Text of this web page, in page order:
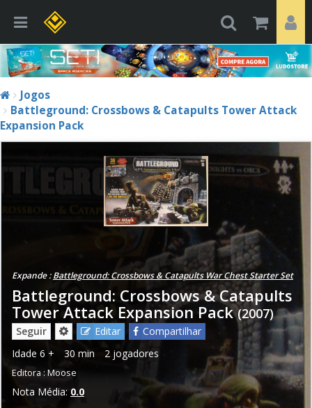
Jogos
Battleground: Crossbows & Catapults Tower Attack
Expansion Pack
Expande :Battleground: Crossbows & Catapults War Chest Starter Set
Battleground: Crossbows & Catapults
Tower Attack Expansion Pack (2007)
Seguir Editar
Compartilhar
Idade 6 + 30 min 2 jogadores
Editora : Moose
Nota Média: 0.0